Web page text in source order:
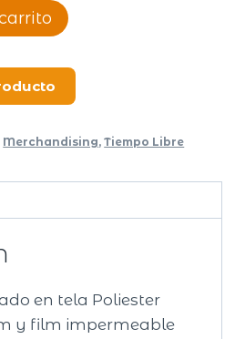
Merchandising,Tiempo Libre
en tela Poliester
y film impermeable